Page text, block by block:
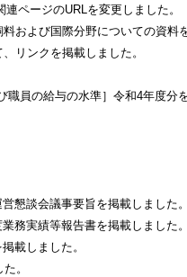
ページのURLを変更しました。
および国際分野についての資料
リンクを掲載しました。
員の給与の水準］令和4年度分
懇談会議事要旨を掲載しました。
務実績等報告書を掲載しました。
載しました。
。